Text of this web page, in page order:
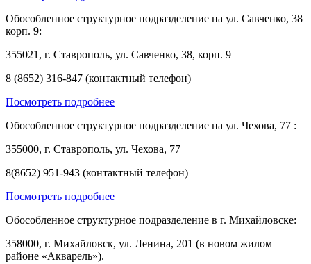
Обособленное структурное подразделение на ул. Савченко, 38
корп. 9:
355021, г. Ставрополь, ул. Савченко, 38, корп. 9
8 (8652) 316-847 (контактный телефон)
Посмотреть подробнее
Обособленное структурное подразделение на ул. Чехова, 77 :
355000, г. Ставрополь, ул. Чехова, 77
8(8652) 951-943 (контактный телефон)
Посмотреть подробнее
Обособленное структурное подразделение в г. Михайловске:
358000, г. Михайловск, ул. Ленина, 201 (в новом жилом
районе «Акварель»).